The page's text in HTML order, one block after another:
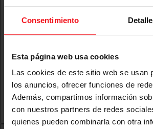
Consentimiento
Esta página web usa cookies
Las cookies de este sitio web se usan
los anuncios, ofrecer funciones de
Además, compartimos información
con nuestros partners de redes
quienes pueden combinarla con otra